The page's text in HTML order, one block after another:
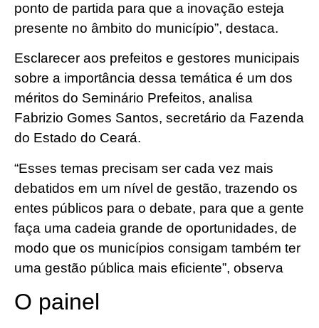
ponto de partida para que a inovação esteja
presente no âmbito do município”, destaca.
Esclarecer aos prefeitos e gestores municipais
sobre a importância dessa temática é um dos
méritos do Seminário Prefeitos, analisa
Fabrizio Gomes Santos, secretário da Fazenda
do Estado do Ceará.
“Esses temas precisam ser cada vez mais
debatidos em um nível de gestão, trazendo os
entes públicos para o debate, para que a gente
faça uma cadeia grande de oportunidades, de
modo que os municípios consigam também ter
uma gestão pública mais eficiente”, observa
O painel